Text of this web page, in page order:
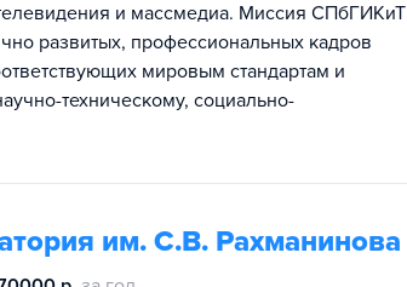
и массмедиа. Миссия СПбГИКиТ
развитых, профессиональных кадров
мировым стандартам и
техническому, социально-
им. С.В. Рахманинова